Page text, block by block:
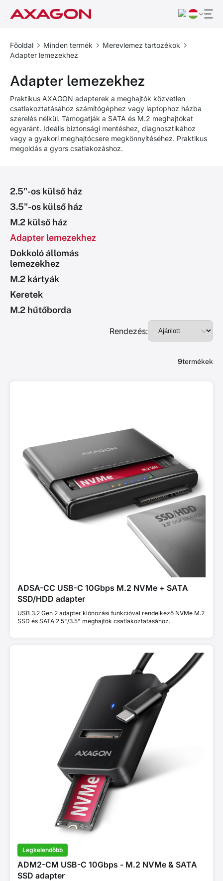
Főoldal Minden termék
Merevlemez tartozékok
Adapter lemezekhez
Adapter lemezekhez
Praktikus AXAGON adapterek a meghajtók közvetlen
csatlakoztatásához számítógéphez vagy laptophoz házba
szerelés nélkül. Támogatják a SATA és M.2 meghajtókat
egyaránt. Ideális biztonsági mentéshez, diagnosztikához
vagy a gyakori meghajtócsere megkönnyítéséhez. Praktikus
megoldás a gyors csatlakozáshoz.
2.5"-os külső ház
3.5"-os külső ház
M.2 külső ház
Adapter lemezekhez
Dokkoló állomás
lemezekhez
M.2 kártyák
Keretek
M.2 hűtőborda
Rendezés:
9termékek
ADSA-CC USB-C 10Gbps M.2 NVMe + SATA
SSD/HDD adapter
USB 3.2 Gen 2 adapter klónozási funkcióval rendelkező NVMe M.2
SSD és SATA 2.5"/3.5" meghajtók csatlakoztatásához.
Legkelendőbb
ADM2-CM USB-C 10Gbps - M.2 NVMe & SATA
SSD adapter